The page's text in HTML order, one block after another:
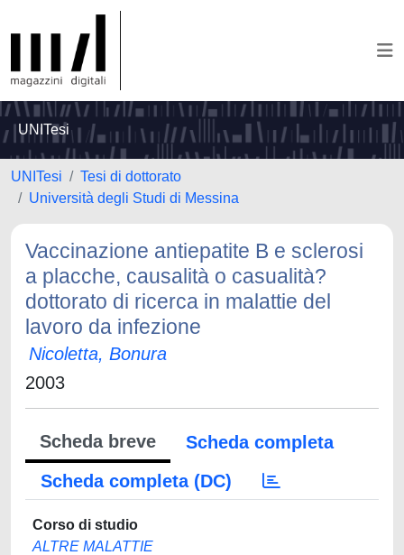
UNITesi
UNITesi
Tesi di dottorato
Università degli Studi di Messina
Vaccinazione antiepatite B e sclerosi
a placche, causalità o casualità?
dottorato di ricerca in malattie del
lavoro da infezione
Nicoletta, Bonura
2003
Scheda breve
Scheda completa
Scheda completa (DC)
Corso di studio
ALTRE MALATTIE